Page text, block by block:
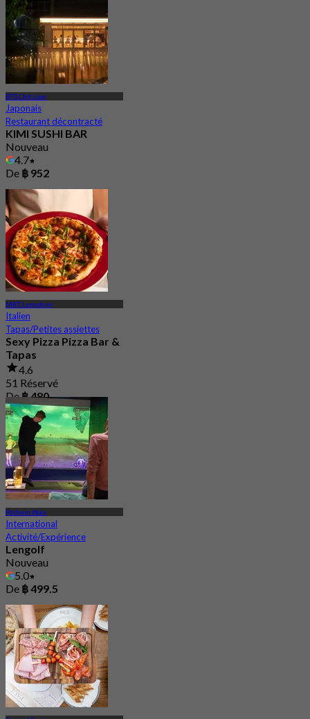
BTS Chit Lom
Japonais
Restaurant décontracté
KIMI SUSHI BAR
Nouveau
4.7
De ฿ 952
MRT Lumphini
Italien
Tapas/Petites assiettes
Sexy Pizza Pizza Bar &
Tapas
4.6
51 Réservé
De฿ 480
Pathum Wan
International
Activité/Expérience
Lengolf
Nouveau
5.0
De ฿ 499.5